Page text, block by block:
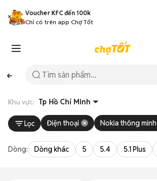
Voucher KFC đến 100k
Chỉ có trên app Chợ Tốt
Khu vực: Tp Hồ Chí Minh
Lọc Điện thoại Nokia thông minh
Dòng: Dòng khác 5 5.4 5.1 Plus